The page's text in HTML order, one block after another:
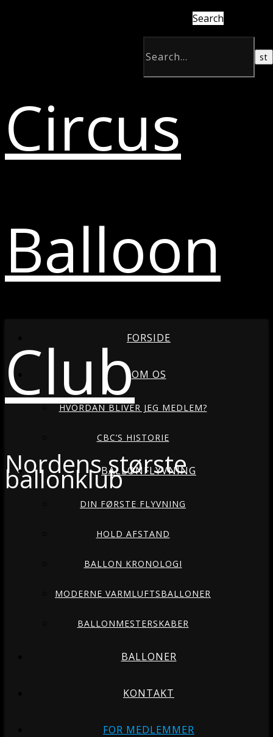
Circus
Balloon
Club
Nordens største
ballonklub
Search
FORSIDE
OM OS
HVORDAN BLIVER JEG MEDLEM?
CBC’S HISTORIE
BALLONFLYVNING
DIN FØRSTE FLYVNING
HOLD AFSTAND
BALLON KRONOLOGI
MODERNE VARMLUFTSBALLONER
BALLONMESTERSKABER
BALLONER
KONTAKT
FOR MEDLEMMER